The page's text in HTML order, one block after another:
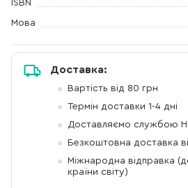
ISBN
Мова
Доставка:
Вартість від 80 грн
Термін доставки 1-4 дні
Доставляємо службою
Безкоштовна доставка
Міжнародна відправка
країни світу)